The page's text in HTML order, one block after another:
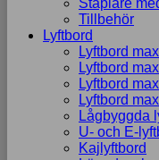
Staplare
Tillbehör
Lyftbord
Lyftbord
Lyftbord
Lyftbord
Lyftbord
Lågbyggda
U- och E-
Kajlyftbord